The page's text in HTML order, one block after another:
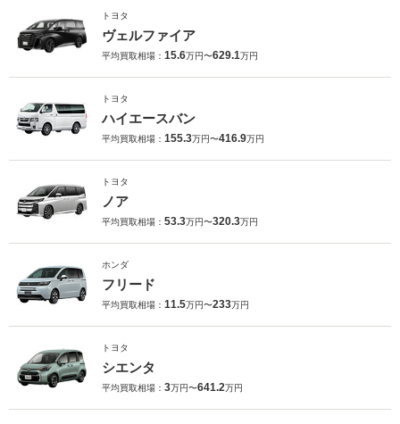
トヨタ
ヴェルファイア
平均買取相場： 15.6万円〜629.1万円
トヨタ
ハイエースバン
平均買取相場： 155.3万円〜416.9万円
トヨタ
ノア
平均買取相場： 53.3万円〜320.3万円
ホンダ
フリード
平均買取相場： 11.5万円〜233万円
トヨタ
シエンタ
平均買取相場： 3万円〜641.2万円